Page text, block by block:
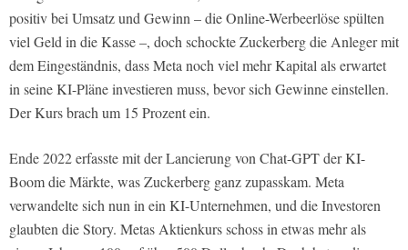
positiv bei Umsatz und Gewinn – die Online-Werbeerlöse spülten
viel Geld in die Kasse –, doch schockte Zuckerberg die Anleger mit
dem Eingeständnis, dass Meta noch viel mehr Kapital als erwartet
in seine KI-Pläne investieren muss, bevor sich Gewinne einstellen.
Der Kurs brach um 15 Prozent ein.
Ende 2022 erfasste mit der Lancierung von Chat-GPT der KI-
Boom die Märkte, was Zuckerberg ganz zupasskam. Meta
verwandelte sich nun in ein KI-Unternehmen, und die Investoren
glaubten die Story. Metas Aktienkurs schoss in etwas mehr als